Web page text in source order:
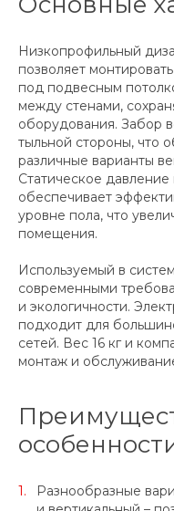
Низкопрофильный
позволяет
под подвесным
между стенами,
оборудования. Забор
тыльной стороны, что
различные варианты
Статическое
обеспечивает
уровне пола, что
помещения.
Используемый в
современными
и экологичности.
подходит для
сетей. Вес 16 кг и
монтаж и
Разнообразные